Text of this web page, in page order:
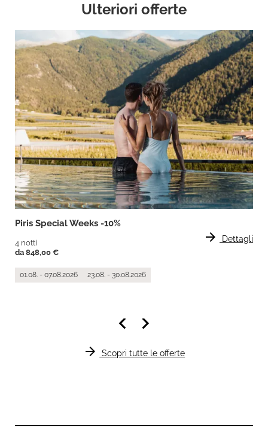
Ulteriori offerte
Piris Special Weeks -10%
4 notti
da 848,00 €
arrow_forward Dettagli
01.08. - 07.08.2026 23.08. - 30.08.2026
keyboard_arrow_left keyboard_arrow_right
arrow_forward Scopri tutte le offerte